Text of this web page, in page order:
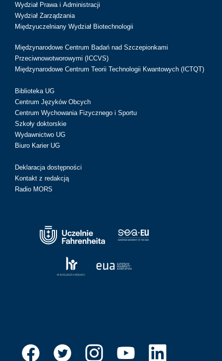
Wydział Prawa i Administracji
Wydział Zarządzania
Międzyuczelniany Wydział Biotechnologii
Międzynarodowe Centrum Badań nad Szczepionkami
Przeciwnowotworowymi (ICCVS)
Międzynarodowe Centrum Teorii Technologii Kwantowych (ICTQT)
Biblioteka UG
Centrum Języków Obcych
Centrum Wychowania Fizycznego i Sportu
Szkoły doktorskie
Wydawnictwo UG
Biuro Karier UG
Deklaracja dostępności
Kontakt z redakcją
Radio MORS